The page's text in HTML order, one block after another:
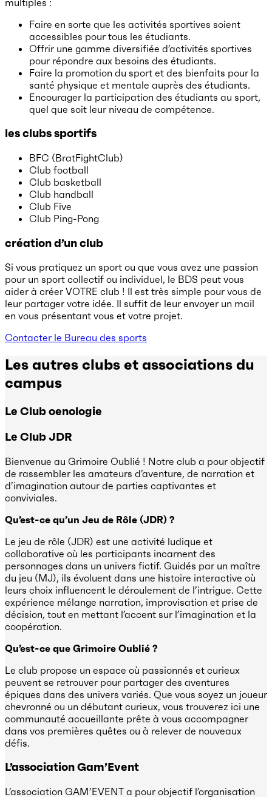
Faire en sorte que les activités sportives soient
accessibles pour tous les étudiants.
Offrir une gamme diversifiée d’activités sportives
pour répondre aux besoins des étudiants.
Faire la promotion du sport et des bienfaits pour la
santé physique et mentale auprès des étudiants.
Encourager la participation des étudiants au sport,
quel que soit leur niveau de compétence.
les clubs sportifs
BFC (BratFightClub)
Club football
Club basketball
Club handball
Club Five
Club Ping-Pong
création d’un club
Si vous pratiquez un sport ou que vous avez une passion
pour un sport collectif ou individuel, le BDS peut vous
aider à créer VOTRE club ! Il est très simple pour vous de
leur partager votre idée. Il suffit de leur envoyer un mail
en vous présentant vous et votre projet.
Contacter le Bureau des sports
Les autres clubs et associations du
campus
Le Club oenologie
Le ClubJDR
Bienvenue au Grimoire Oublié ! Notre club a pour objectif
de rassembler les amateurs d’aventure, de narration et
d’imagination autour de parties captivantes et
conviviales.
Qu’est-ce qu’un Jeu de Rôle (JDR) ?
Le jeu de rôle (JDR) est une activité ludique et
collaborative où les participants incarnent des
personnages dans un univers fictif. Guidés par un maître
du jeu (MJ), ils évoluent dans une histoire interactive où
leurs choix influencent le déroulement de l’intrigue. Cette
expérience mélange narration, improvisation et prise de
décision, tout en mettant l’accent sur l’imagination et la
coopération.
Qu’est-ce que Grimoire Oublié ?
Le club propose un espace où passionnés et curieux
peuvent se retrouver pour partager des aventures
épiques dans des univers variés. Que vous soyez un joueur
chevronné ou un débutant curieux, vous trouverez ici une
communauté accueillante prête à vous accompagner
dans vos premières quêtes ou à relever de nouveaux
défis.
L’association Gam’Event
L’association GAM’EVENT a pour objectif l’organisation